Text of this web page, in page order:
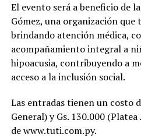
El evento será a beneficio de
Gómez, una organización que
brindando atención médica,
acompañamiento integral a
hipoacusia, contribuyendo a
acceso a la inclusión social.
Las entradas tienen un costo
General) y Gs. 130.000
de www.tuti.com.py.